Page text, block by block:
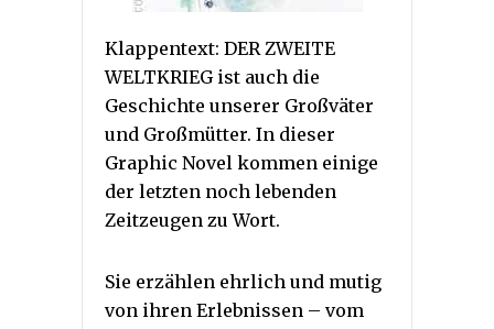
Klappentext: DER ZWEITE
WELTKRIEG ist auch die
Geschichte unserer Großväter
und Großmütter. In dieser
Graphic Novel kommen einige
der letzten noch lebenden
Zeitzeugen zu Wort.
Sie erzählen ehrlich und mutig
von ihren Erlebnissen – vom